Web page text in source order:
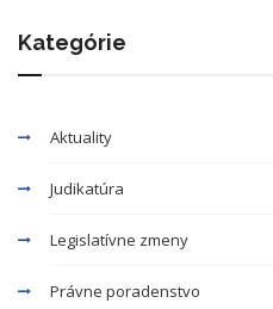
Kategórie
Aktuality
Judikatúra
Legislatívne zmeny
Právne poradenstvo